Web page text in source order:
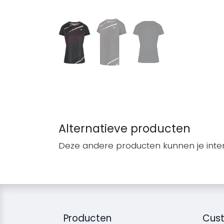
Alternatieve producten
Deze andere producten kunnen je
Producten